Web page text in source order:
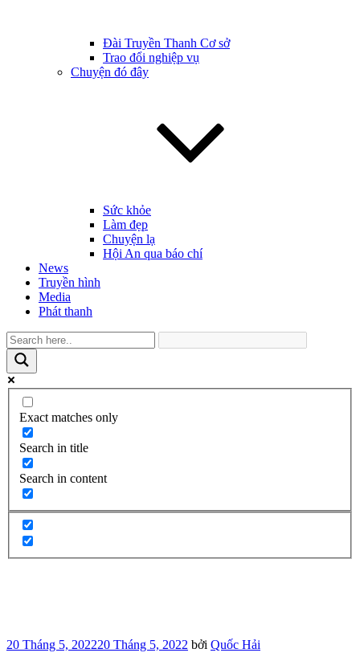
Đài Truyền Thanh Cơ sở
Trao đổi nghiệp vụ
Chuyện đó đây
Sức khỏe
Làm đẹp
Chuyện lạ
Hội An qua báo chí
News
Truyền hình
Media
Phát thanh
Exact matches only
Search in title
Search in content
Đăng
20 Tháng 5, 202220 Tháng 5, 2022 bởi Quốc Hải